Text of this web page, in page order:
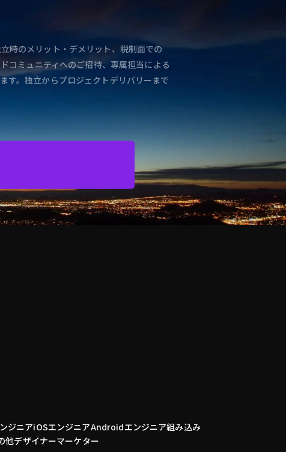
時のメリット・デメリット、税制面での
コミュニティへのご招待、専属担当による
す。独立からプロジェクトデリバリーまで
ジニアiOSエンジニアAndroidエンジニア組み込み
他デザイナーマーケター